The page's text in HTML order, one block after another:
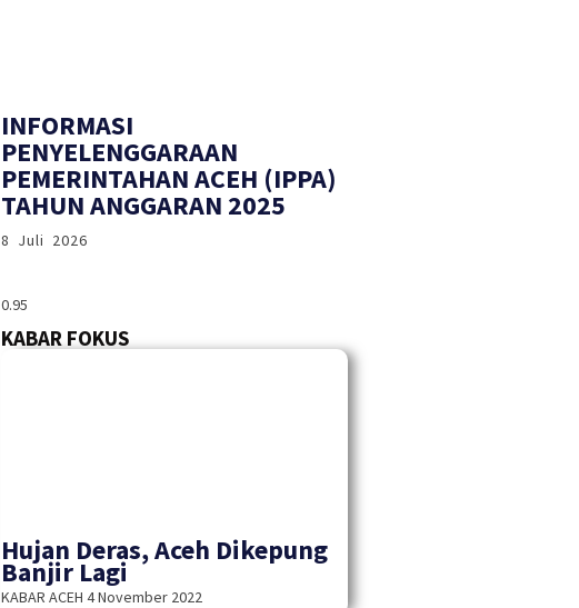
INFORMASI
PENYELENGGARAAN
PEMERINTAHAN ACEH (IPPA)
TAHUN ANGGARAN 2025
8 Juli 2026
KABAR FOKUS
Hujan Deras, Aceh Dikepung
Banjir Lagi
KABAR ACEH4 November 2022